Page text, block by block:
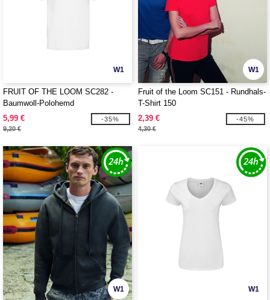
W1
FRUIT OF THE LOOM SC282 -
Baumwoll-Polohemd
5,99 €
9,20 €
-35%
W1
Fruit of the Loom SC151 - Rundhals-
T-Shirt 150
2,39 €
4,30 €
-45%
W1 W1